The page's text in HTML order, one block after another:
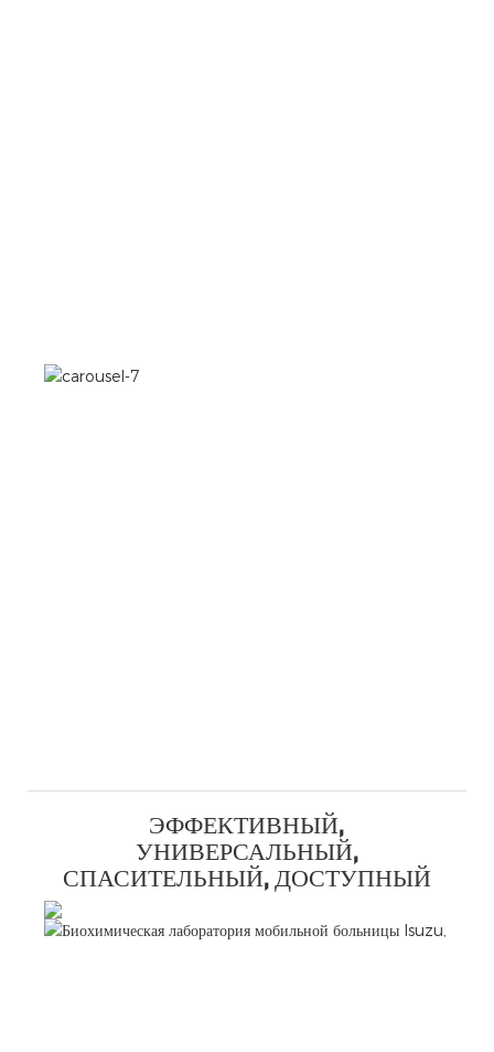
ЭФФЕКТИВНЫЙ,
УНИВЕРСАЛЬНЫЙ,
СПАСИТЕЛЬНЫЙ, ДОСТУПНЫЙ